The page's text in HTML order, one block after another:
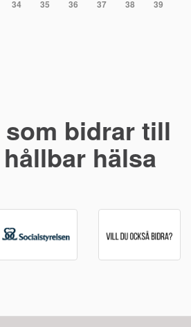
34 35 36 37 38
39
som bidrar till
hälsa